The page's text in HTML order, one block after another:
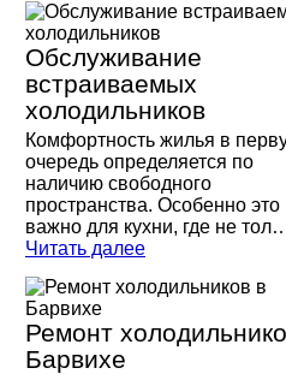
Обслуживание
встраиваемых
холодильников
Комфортность жилья в
очередь определяется по
наличию свободного
пространства. Особенно это
важно для кухни, где не
Читать далее
Ремонт
Барвихе